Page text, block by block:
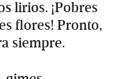
lirios. ¡Pobres
flores! Pronto,
siempre.